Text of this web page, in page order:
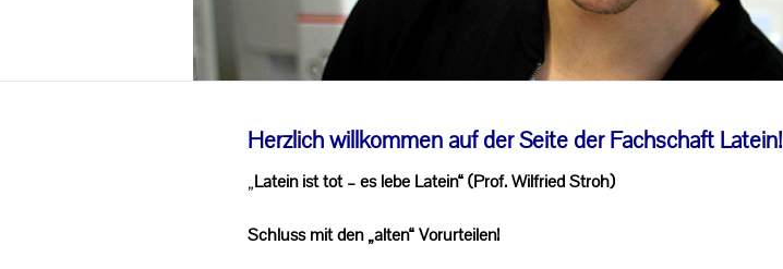
Herzlich willkommen auf der Seite der Fachschaft Latein!
„Latein ist tot – es lebe Latein“ (Prof. Wilfried Stroh)
Schluss mit den „alten“ Vorurteilen!
Individuelle Lernzeitverkürzung